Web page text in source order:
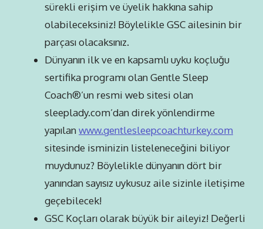
sürekli erişim ve üyelik hakkına sahip
olabileceksiniz! Böylelikle GSC ailesinin bir
parçası olacaksınız.
Dünyanın ilk ve en kapsamlı uyku koçluğu
sertifika programı olan Gentle Sleep
Coach®’un resmi web sitesi olan
sleeplady.com’dan direk yönlendirme
yapılanwww.gentlesleepcoachturkey.com
sitesinde isminizin listeleneceğini biliyor
muydunuz? Böylelikle dünyanın dört bir
yanından sayısız uykusuz aile sizinle iletişime
geçebilecek!
GSC Koçları olarak büyük bir aileyiz! Değerli